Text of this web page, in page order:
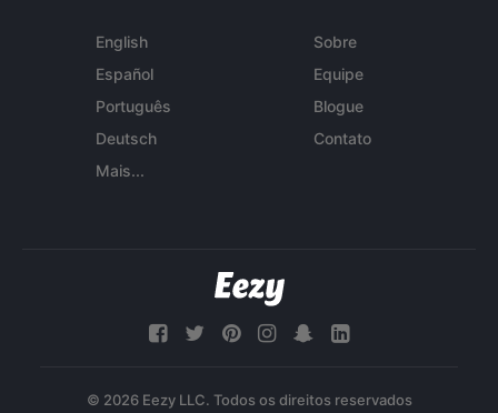
English
Español
Português
Deutsch
Mais...
Sobre
Equipe
Blogue
Contato
© 2026 Eezy LLC. Todos os direitos reservados